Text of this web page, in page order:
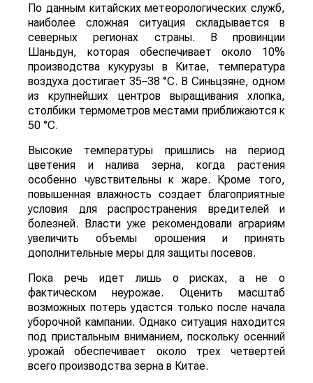
По данным китайских метеорологических служб,
наиболее сложная ситуация складывается в
северных регионах страны. В провинции
Шаньдун, которая обеспечивает около 10%
производства кукурузы в Китае, температура
воздуха достигает 35–38 °C. В Синьцзяне, одном
из крупнейших центров выращивания хлопка,
столбики термометров местами приближаются к
50 °C.
Высокие температуры пришлись на период
цветения и налива зерна, когда растения
особенно чувствительны к жаре. Кроме того,
повышенная влажность создает благоприятные
условия для распространения вредителей и
болезней. Власти уже рекомендовали аграриям
увеличить объемы орошения и принять
дополнительные меры для защиты посевов.
Пока речь идет лишь о рисках, а не о
фактическом неурожае. Оценить масштаб
возможных потерь удастся только после начала
уборочной кампании. Однако ситуация находится
под пристальным вниманием, поскольку осенний
урожай обеспечивает около трех четвертей
всего производства зерна в Китае.